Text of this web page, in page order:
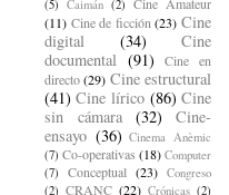
(5) Caimán (2)
(11) Cine de ficción (23) Cine
digital
(34)
Cine
documental (91)
Cine en
directo (29) Cine estructural
(41) Cine lírico (86) Cine
sin cámara
(32)
Cine-
ensayo (36) Cinema Anèmic
(7) Co-operativas (18) Computer
(7)
Conceptual (23) Congreso
(2) CRANC (22) Crónicas (2)